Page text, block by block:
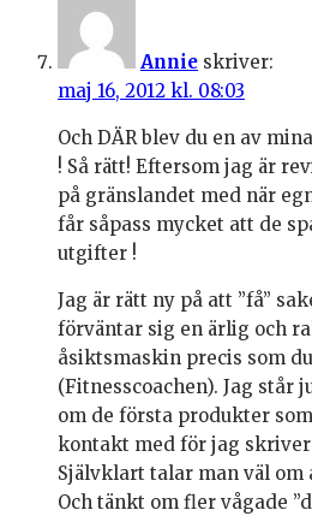
Annie skriver:
maj 16, 2012 kl. 08:03
Och DÄR blev du en av
! Så rätt! Eftersom jag är
på gränslandet med när
får såpass mycket att de
utgifter !
Jag är rätt ny på att ”få”
förväntar sig en ärlig och
åsiktsmaskin precis som
(Fitnesscoachen). Jag står
om de första produkter
kontakt med för jag
Självklart talar man väl om
Och tänkt om fler vågade